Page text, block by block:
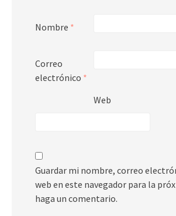
Nombre *
Correo
electrónico *
Web
Guardar mi nombre, correo
web en este navegador para la
haga un comentario.